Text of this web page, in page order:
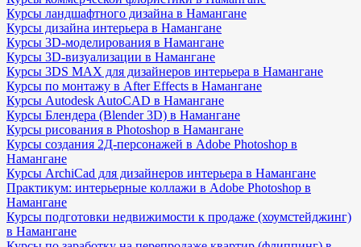
Курсы ландшафтного дизайна в Намангане
Курсы дизайна интерьера в Намангане
Курсы 3D-моделирования в Намангане
Курсы 3D-визуализации в Намангане
Курсы 3DS MAX для дизайнеров интерьера в Намангане
Курсы по монтажу в After Effects в Намангане
Курсы Autodesk AutoCAD в Намангане
Курсы Блендера (Blender 3D) в Намангане
Курсы рисования в Photoshop в Намангане
Курсы создания 2Д-персонажей в Adobe Photoshop в
Намангане
Курсы ArchiCad для дизайнеров интерьера в Намангане
Практикум: интерьерные коллажи в Adobe Photoshop в
Намангане
Курсы подготовки недвижимости к продаже (хоумстейджинг)
в Намангане